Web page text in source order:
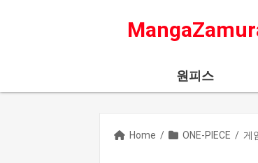
원피스
Home / ONE-PIECE /